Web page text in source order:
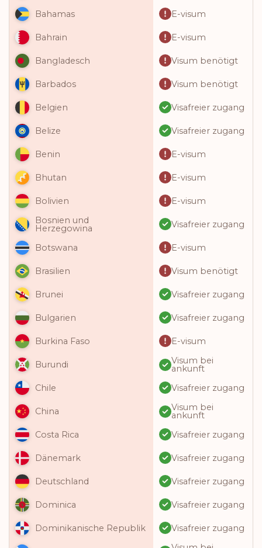
Bahamas E-visum
Bahrain E-visum
Bangladesch Visum benötigt
Barbados Visum benötigt
Belgien Visafreier zugang
Belize Visafreier zugang
Benin E-visum
Bhutan E-visum
Bolivien
E-visum
Bosnien und
Herzegowina Visafreier zugang
Botswana E-visum
Brasilien Visum benötigt
Brunei Visafreier zugang
Bulgarien Visafreier zugang
Burkina Faso E-visum
Burundi Visum bei
ankunft
Chile
Visafreier zugang
China Visum bei
ankunft
Costa Rica
Visafreier zugang
Dänemark Visafreier zugang
Deutschland Visafreier zugang
Dominica Visafreier zugang
Dominikanische Republik Visafreier zugang